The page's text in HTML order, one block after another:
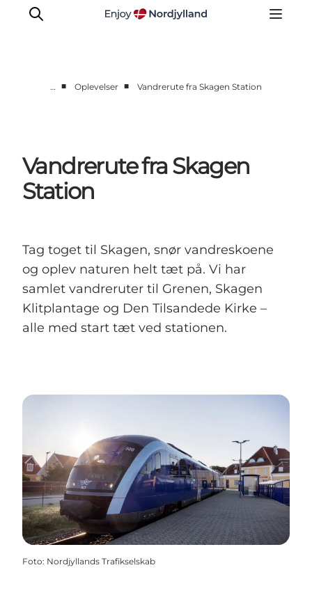
Byer og steder
Guides
Det sker
… ■ Oplevelser ■ Vandrerute fra Skagen Station
Vandrerute fra Skagen
Station
Tag toget til Skagen, snør vandreskoene
og oplev naturen helt tæt på. Vi har
samlet vandreruter til Grenen, Skagen
Klitplantage og Den Tilsandede Kirke –
alle med start tæt ved stationen.
Foto: Nordjyllands Trafikselskab